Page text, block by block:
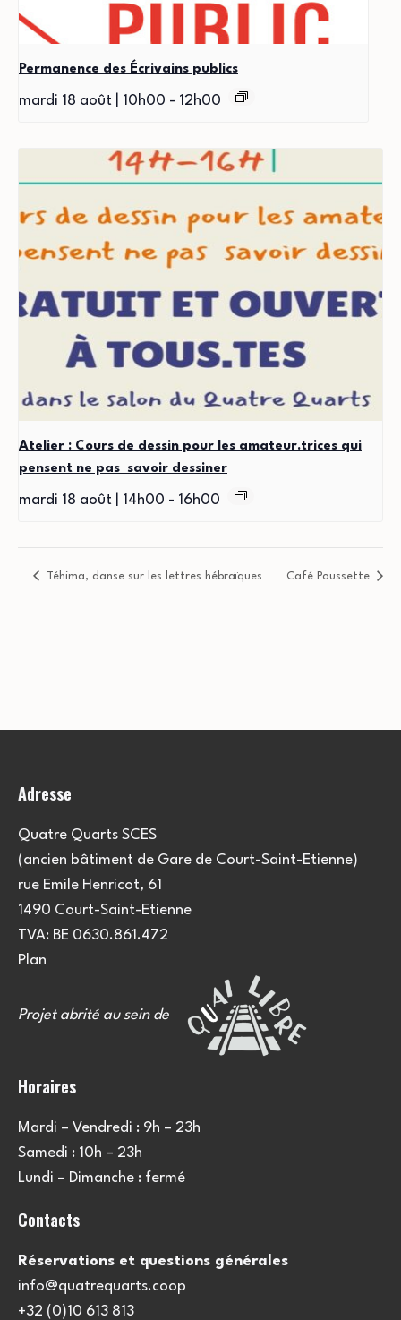
Permanence des Écrivains publics
mardi 18 août | 10h00 - 12h00
Atelier : Cours de dessin pour les amateur.trices qui
pensent ne pas savoir dessiner
mardi 18 août | 14h00 - 16h00
Téhima, danse sur les lettres hébraïques Café Poussette
Adresse
Quatre Quarts SCES
(ancien bâtiment de Gare de Court-Saint-Etienne)
rue Emile Henricot, 61
1490 Court-Saint-Etienne
TVA: BE 0630.861.472
Plan
Projet abrité au sein de
Horaires
Mardi – Vendredi : 9h – 23h
Samedi : 10h – 23h
Lundi – Dimanche : fermé
Contacts
Réservations et questions générales
info@quatrequarts.coop
+32 (0)10 613 813